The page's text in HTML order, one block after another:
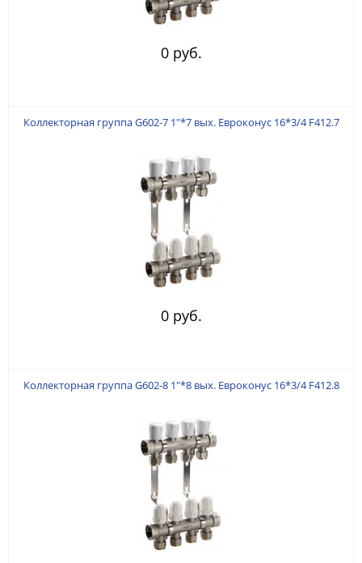
0 руб.
Коллекторная группа G602-7 1"*7 вых. Евроконус 16*3/4 F412.7
0 руб.
Коллекторная группа G602-8 1"*8 вых. Евроконус 16*3/4 F412.8